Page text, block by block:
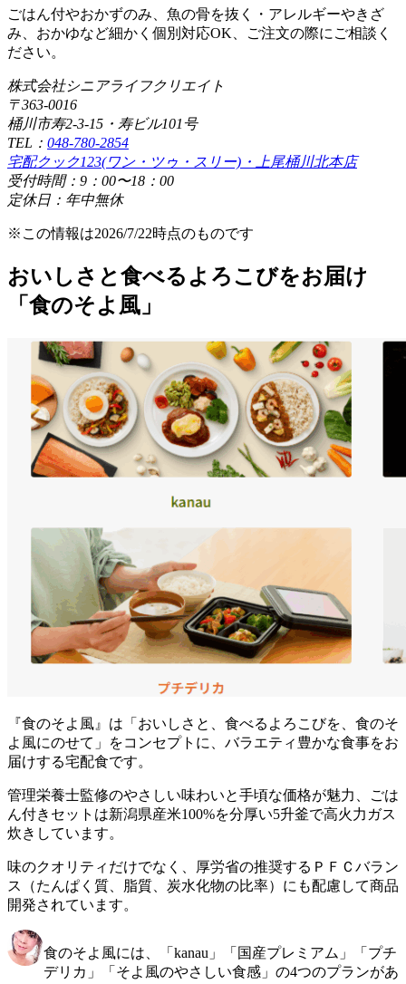
ごはん付やおかずのみ、魚の骨を抜く・アレルギーやきざ
み、おかゆなど細かく個別対応OK、ご注文の際にご相談く
ださい。
株式会社シニアライフクリエイト
〒363-0016
桶川市寿2-3-15・寿ビル101号
TEL： 048-780-2854
宅配クック123(ワン・ツゥ・スリー)・上尾桶川北本店
受付時間：9：00〜18：00
定休日：年中無休
※この情報は2026/7/22時点のものです
おいしさと食べるよろこびをお届け
「食のそよ風」
『食のそよ風』は「おいしさと、食べるよろこびを、食のそ
よ風にのせて」をコンセプトに、バラエティ豊かな食事をお
届けする宅配食です。
管理栄養士監修のやさしい味わいと手頃な価格が魅力、ごは
ん付きセットは新潟県産米100%を分厚い5升釜で高火力ガス
炊き しています。
味のクオリティだけでなく、
厚労省の推奨するＰＦＣバラン
ス（たんぱく質、脂質、炭水化物の比率）にも配慮して商品
開発されています。
食のそよ風には、「kanau」「国産プレミアム」「プチ
デリカ」「そよ風のやさしい食感」の4つのプランがあ